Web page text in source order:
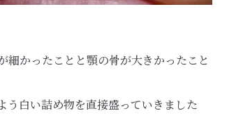
かったことと顎の骨が大きかったこと
う白い詰め物を直接盛っていきました